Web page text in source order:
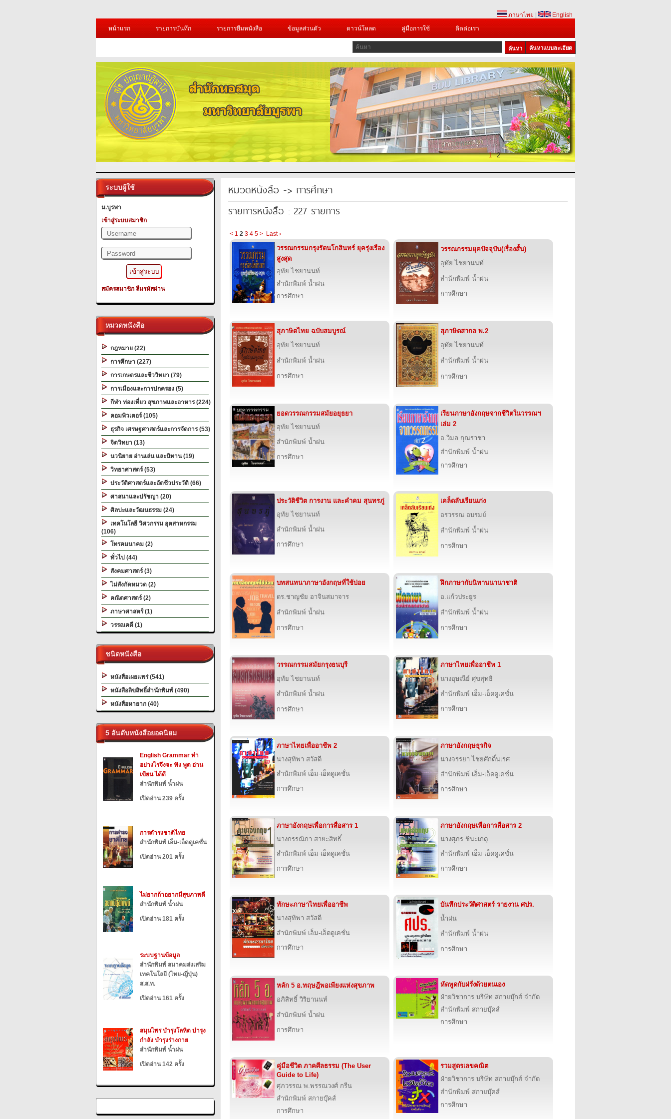
ภาษาไทย
English
หน้าแรก
รายการบันทึก รายการยืมหนังสือ ข้อมูลส่วนตัว ดาวน์โหลด คู่มือการใช้ ติดต่อเรา
ค้นหาแบบละเอียด
1 2
ระบบผู้ใช้
ม.บูรพา
เข้าสู่ระบบสมาชิก
สมัครสมาชิก ลืมรหัสผ่าน
หมวดหนังสือ
กฎหมาย (22)
การศึกษา (227)
การเกษตรและชีววิทยา (79)
การเมืองและการปกครอง (5)
กีฬา ท่องเที่ยว สุขภาพและอาหาร (224)
คอมพิวเตอร์ (105)
ธุรกิจ เศรษฐศาสตร์และการจัดการ (53)
จิตวิทยา (13)
นวนิยาย อ่านเล่น และนิทาน (19)
วิทยาศาสตร์ (53)
ประวัติศาสตร์และอัตชีวประวัติ (66)
ศาสนาและปรัชญา (20)
ศิลปะและวัฒนธรรม (24)
เทคโนโลยี วิศวกรรม อุตสาหกรรม
(106)
โทรคมนาคม (2)
ทั่วไป (44)
สังคมศาสตร์ (3)
ไม่สังกัดหมวด (2)
คณิตศาสตร์ (2)
ภาษาศาสตร์ (1)
วรรณคดี (1)
ชนิดหนังสือ
หนังสือเผยแพร่ (541)
หนังสือลิขสิทธิ์สำนักพิมพ์ (490)
หนังสือหายาก (40)
5 อันดับหนังสือยอดนิยม
English Grammar ทำ
อย่างไรจึงจะ ฟัง พูด อ่าน
เขียน ได้ดี
สำนักพิมพ์ น้ำฝน
เปิดอ่าน 239 ครั้ง
การดำรงชาติไทย
สำนักพิมพ์ เอ็ม-เอ็ดดูเคชั่น
เปิดอ่าน 201 ครั้ง
ไม่ยากถ้าอยากมีสุขภาพดี
สำนักพิมพ์ น้ำฝน
เปิดอ่าน 181 ครั้ง
ระบบฐานข้อมูล
สำนักพิมพ์ สมาคมส่งเสริม
เทคโนโลยี (ไทย-ญี่ปุ่น)
ส.ส.ท.
เปิดอ่าน 161 ครั้ง
สมุนไพร บำรุงโลหิต บำรุง
กำลัง บำรุงร่างกาย
สำนักพิมพ์ น้ำฝน
เปิดอ่าน 142 ครั้ง
หมวดหนังสือ -> การศึกษา
รายการหนังสือ : 227 รายการ
< 1 2 3 4 5 > Last ›
วรรณกรรมกรุงรัตนโกสินทร์ ยุครุ่งเรือง
สูงสุด
อุทัย ไชยานนท์
สำนักพิมพ์ น้ำฝน
การศึกษา
วรรณกรรมยุคปัจจุบัน(เรื่องสั้น)
อุทัย ไชยานนท์
สำนักพิมพ์ น้ำฝน
การศึกษา
สุภาษิตไทย ฉบับสมบูรณ์
อุทัย ไชยานนท์
สำนักพิมพ์ น้ำฝน
การศึกษา
สุภาษิตสากล พ.2
อุทัย ไชยานนท์
สำนักพิมพ์ น้ำฝน
การศึกษา
ยอดวรรณกรรมสมัยอยุธยา
อุทัย ไชยานนท์
สำนักพิมพ์ น้ำฝน
การศึกษา
เรียนภาษาอังกฤษจากชีวิตในวรรณฯ
เล่ม 2
อ.วิมล กุณราชา
สำนักพิมพ์ น้ำฝน
การศึกษา
ประวัติชีวิต การงาน และคำคม สุนทรภู่
อุทัย ไชยานนท์
สำนักพิมพ์ น้ำฝน
การศึกษา
เคล็ดลับเรียนเก่ง
อรวรรณ อบรมย์
สำนักพิมพ์ น้ำฝน
การศึกษา
บทสนทนาภาษาอังกฤษที่ใช้บ่อย
ดร.ชาญชัย อาจินสมาจาร
สำนักพิมพ์ น้ำฝน
การศึกษา
ฝึกภาษากับนิทานนานาชาติ
อ.แก้วประยูร
สำนักพิมพ์ น้ำฝน
การศึกษา
วรรณกรรมสมัยกรุงธนบุรี
อุทัย ไชยานนท์
สำนักพิมพ์ น้ำฝน
การศึกษา
ภาษาไทยเพื่ออาชีพ 1
นางอุษณีย์ ศุขสุทธิ
สำนักพิมพ์ เอ็ม-เอ็ดดูเคชั่น
การศึกษา
ภาษาไทยเพื่ออาชีพ 2
นางสุทิพา สวัสดี
สำนักพิมพ์ เอ็ม-เอ็ดดูเคชั่น
การศึกษา
ภาษาอังกฤษธุรกิจ
นางจรรยา ไชยศักดิ์นเรศ
สำนักพิมพ์ เอ็ม-เอ็ดดูเคชั่น
การศึกษา
ภาษาอังกฤษเพื่อการสื่อสาร 1
นางกรรณิกา สายะสิทธิ์
สำนักพิมพ์ เอ็ม-เอ็ดดูเคชั่น
การศึกษา
ภาษาอังกฤษเพื่อการสื่อสาร 2
นางศุภร ชินะเกตุ
สำนักพิมพ์ เอ็ม-เอ็ดดูเคชั่น
การศึกษา
ทักษะภาษาไทยเพื่ออาชีพ
นางสุทิพา สวัสดี
สำนักพิมพ์ เอ็ม-เอ็ดดูเคชั่น
การศึกษา
บันทึกประวัติศาสตร์ รายงาน ศปร.
น้ำฝน
สำนักพิมพ์ น้ำฝน
การศึกษา
หลัก 5 อ.ทฤษฎีพอเพียงแห่งสุขภาพ
อภิสิทธิ์ วิริยานนท์
สำนักพิมพ์ น้ำฝน
การศึกษา
หัดพูดกับฝรั่งด้วยตนเอง
ฝ่ายวิชาการ บริษัท สกายบุ๊กส์ จำกัด
สำนักพิมพ์ สกายบุ๊คส์
การศึกษา
คู่มือชีวิต ภาคศีลธรรม (The User
Guide to Life)
ศุภวรรณ พ.พรรณวงศ์ กรีน
สำนักพิมพ์ สกายบุ๊คส์
การศึกษา
รวมสูตรเลขคณิต
ฝ่ายวิชาการ บริษัท สกายบุ๊กส์ จำกัด
สำนักพิมพ์ สกายบุ๊คส์
การศึกษา